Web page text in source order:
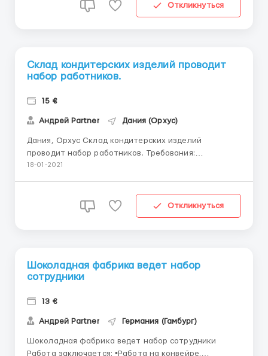
•Знание иностранных я...
Откликнуться
Склад кондитерских изделий проводит
набор работников.
15 €
Андрей Partner Дания (Орхус)
Дания, Орхус Склад кондитерских изделий
проводит набор работников. Требования:
Мужчины,Женщины,Семейные пары до 55 лет. Нужны:
с 8:00-20:00. С Понедельника по Пятницу. 264
18-01-2021
Откликнуться
Шоколадная фабрика ведет набор
сотрудники
13 €
Андрей Partner Германия (Гамбург)
Шоколадная фабрика ведет набор сотрудники
Работа заключается: •Работа на конвейре.